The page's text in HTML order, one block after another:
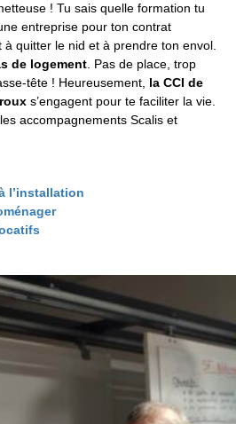
! Tu sais quelle formation tu
entreprise pour ton contrat
à quitter le nid et à prendre ton envol.
de logement . Pas de place, trop
tête ! Heureusement, la CCI de
s’engagent pour te faciliter la vie.
accompagnements Scalis et
l’installation